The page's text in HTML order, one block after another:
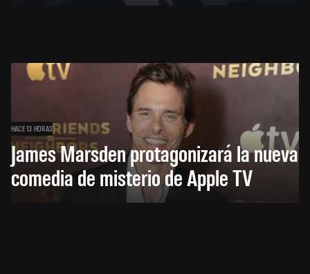
HACE 13 HORAS
James Marsden protagonizará la nueva
comedia de misterio de Apple TV